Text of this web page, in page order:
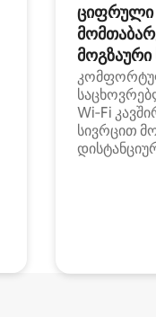
ციფრული
მოგზაური
Wi‑Fi
სივრცით